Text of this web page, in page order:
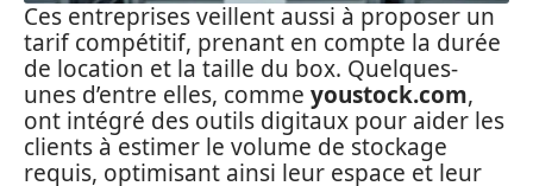
Ces entreprises veillent aussi à proposer un
tarif compétitif, prenant en compte la durée
de location et la taille du box. Quelques-
unes d’entre elles, comme youstock.com,
ont intégré des outils digitaux pour aider les
clients à estimer le volume de stockage
requis, optimisant ainsi leur espace et leur